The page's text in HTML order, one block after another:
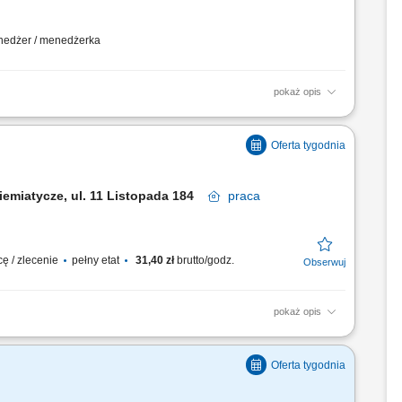
/ menedżerka
pokaż opis
w oparciu o sprawdzony model
Współpraca z centralą w zakresie
ul. 11 Listopada 184
praca
/ zlecenie pełny etat 31,40 złbrutto/godz.
pokaż opis
budowanie pozytywnych relacji z Klientami;